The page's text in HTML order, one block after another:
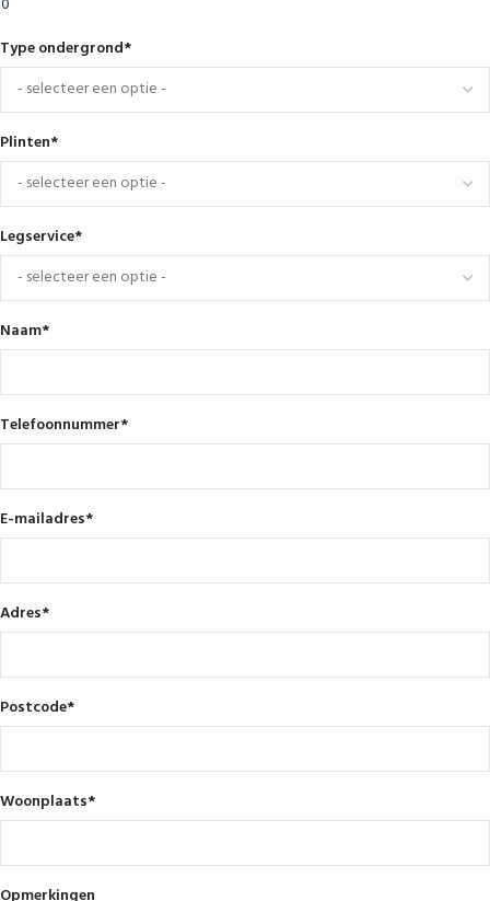
Type ondergrond*
Plinten*
Legservice*
Naam*
Telefoonnummer*
E-mailadres*
Adres*
Postcode*
Woonplaats*